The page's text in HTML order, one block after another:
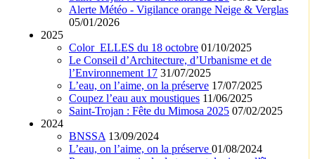
Alerte Météo - Vigilance orange Neige & Verglas
05/01/2026
2025
Color_ELLES du 18 octobre 01/10/2025
Le Conseil d’Architecture, d’Urbanisme et de
l’Environnement 17 31/07/2025
L’eau, on l’aime, on la préserve 17/07/2025
Coupez l’eau aux moustiques 11/06/2025
Saint-Trojan : Fête du Mimosa 2025 07/02/2025
2024
BNSSA 13/09/2024
L’eau, on l’aime, on la préserve 01/08/2024